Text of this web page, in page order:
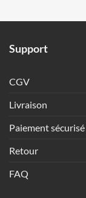
Support
CGV
Livraison
Paiement sécurisé
Retour
FAQ